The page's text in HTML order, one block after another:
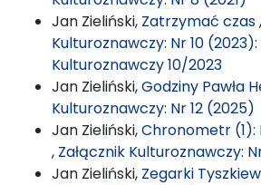
Jan Zieliński, Zatrzymać czas,
Kulturoznawczy: Nr 10 (2023):
Kulturoznawczy 10/2023
Jan Zieliński,Godziny Pawła
Kulturoznawczy: Nr 12 (2025)
Jan Zieliński,Chronometr (1):
, Załącznik Kulturoznawczy:
Jan Zieliński, Zegarki